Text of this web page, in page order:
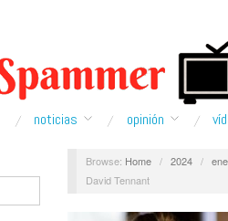
noticias opinión
Browse: Home / 2024 /
David Tennant